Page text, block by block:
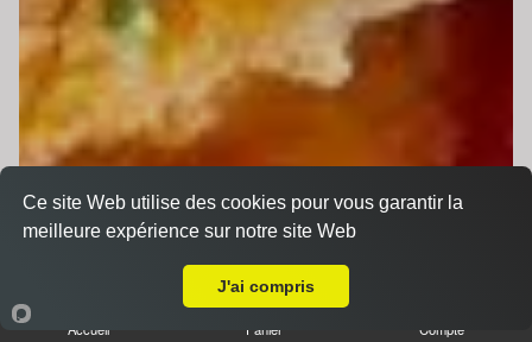
Accueil Panier Compte
Ce site Web utilise des cookies pour vous garantir la
meilleure expérience sur notre site Web
J'ai compris